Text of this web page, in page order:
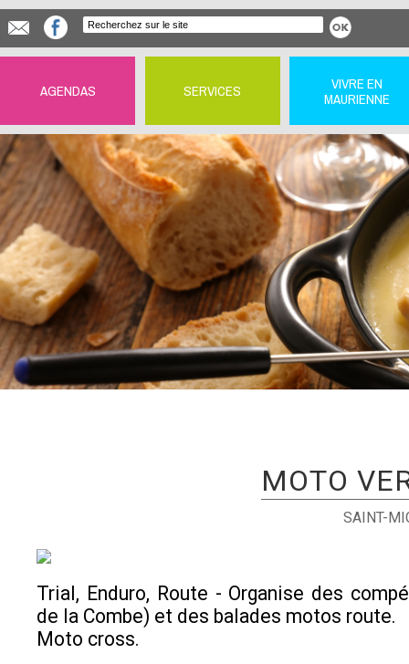
AGENDAS SERVICES
VIVRE EN
MAURIENNE
MOTO
SAINT-
Trial, Enduro, Route - Organise des
de la Combe) et des balades motos route.
Moto cross.